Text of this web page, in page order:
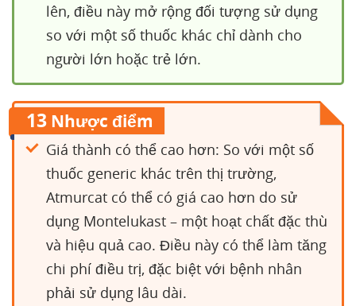
lên, điều này mở rộng đối tượng sử dụng
so với một số thuốc khác chỉ dành cho
người lớn hoặc trẻ lớn.
13 Nhược điểm
Giá thành có thể cao hơn: So với một số
thuốc generic khác trên thị trường,
Atmurcat có thể có giá cao hơn do sử
dụng Montelukast – một hoạt chất đặc thù
và hiệu quả cao. Điều này có thể làm tăng
chi phí điều trị, đặc biệt với bệnh nhân
phải sử dụng lâu dài.